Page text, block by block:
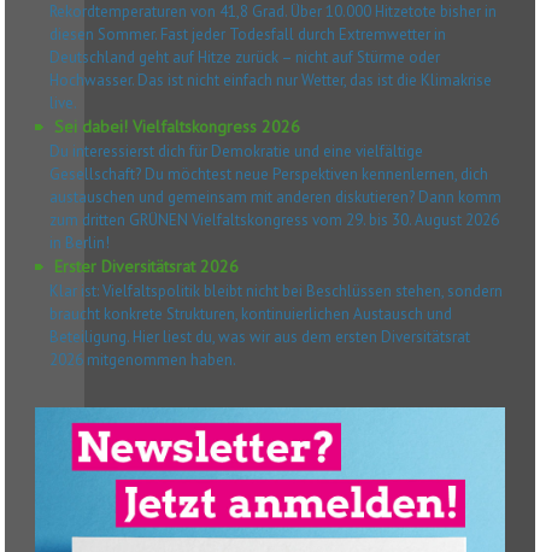
Rekordtemperaturen von 41,8 Grad. Über 10.000 Hitzetote bisher in
diesen Sommer. Fast jeder Todesfall durch Extremwetter in
Deutschland geht auf Hitze zurück – nicht auf Stürme oder
Hochwasser. Das ist nicht einfach nur Wetter, das ist die Klimakrise
live.
Sei dabei! Vielfaltskongress 2026
Du interessierst dich für Demokratie und eine vielfältige
Gesellschaft? Du möchtest neue Perspektiven kennenlernen, dich
austauschen und gemeinsam mit anderen diskutieren? Dann komm
zum dritten GRÜNEN Vielfaltskongress vom 29. bis 30. August 2026
in Berlin!
Erster Diversitätsrat 2026
Klar ist: Vielfaltspolitik bleibt nicht bei Beschlüssen stehen, sondern
braucht konkrete Strukturen, kontinuierlichen Austausch und
Beteiligung. Hier liest du, was wir aus dem ersten Diversitätsrat
2026 mitgenommen haben.